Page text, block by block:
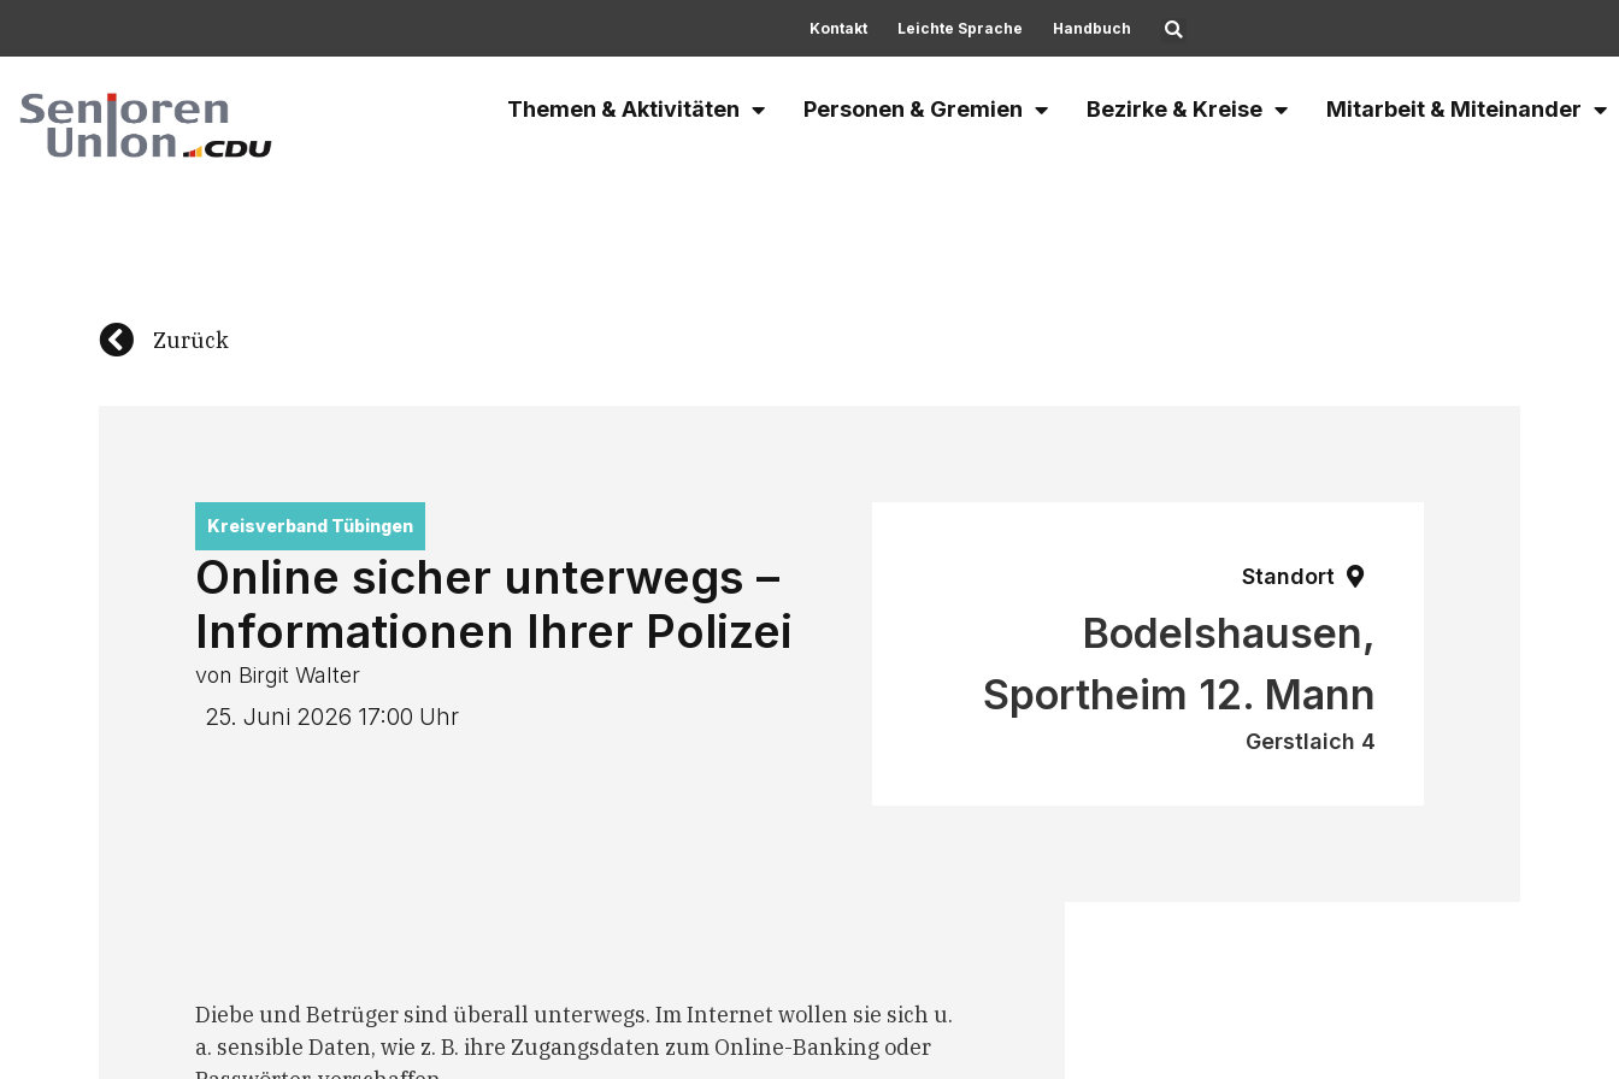
Kontakt Leichte Sprache Handbuch
Themen & Aktivitäten Personen & Gremien Bezirke & Kreise Mitarbeit & Miteinander
Zurück
Kreisverband Tübingen
Online sicher unterwegs –
Informationen Ihrer Polizei
von Birgit Walter
25. Juni 2026 17:00 Uhr
Standort
Bodelshausen,
Sportheim 12. Mann
Gerstlaich 4
Diebe und Betrüger sind überall unterwegs. Im Internet wollen sie sich u.
a. sensible Daten, wie z. B. ihre Zugangsdaten zum Online-Banking oder